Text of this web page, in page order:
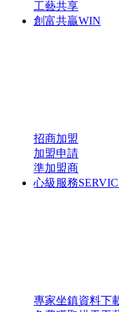
工藝共享
創富共贏WIN
招商加盟
加盟申請
準加盟商
心級服務
專家坐鎮資料下